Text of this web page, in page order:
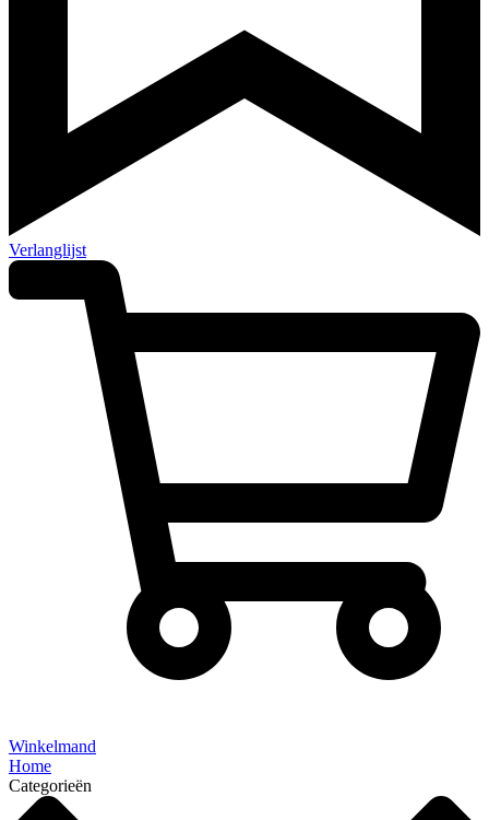
Verlanglijst
Winkelmand
Home
Categorieën